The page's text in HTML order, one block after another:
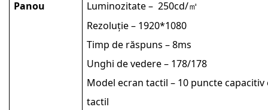
Panou
Luminozitate – 250cd/㎡
Rezoluţie – 1920*1080
Timp de răspuns – 8ms
Unghi de vedere – 178/178
Model ecran tactil – 10 puncte capacitiv
tactil